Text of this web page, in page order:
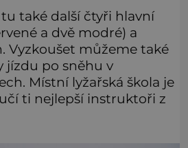
také další čtyři hlavní
a dvě modré) a
Vyzkoušet můžeme také
po sněhu v
Místní lyžařská škola je
ti nejlepší instruktoři z